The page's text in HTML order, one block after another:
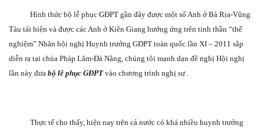
Hình thức bộ lễ phục GĐPT gần đây được một số Anh ở Bà Rịa-Vũng
Tàu tái hiện và được các Anh ở Kiên Giang hưởng ứng trên tinh thần “thể
nghiệm” Nhân hội nghị Huynh trưởng GĐPT toàn quốc lần XI – 2011 sắp
diễn ra tại chùa Pháp Lâm-Đà Nẳng, chúng tôi mạnh dạn đề nghị Hội nghị
lần này đưa bộ lễ phục GĐPTvào chương trình nghị sự .
Thực tế cho thấy, hiện nay trên cả nước có khá nhiều huynh trưởng